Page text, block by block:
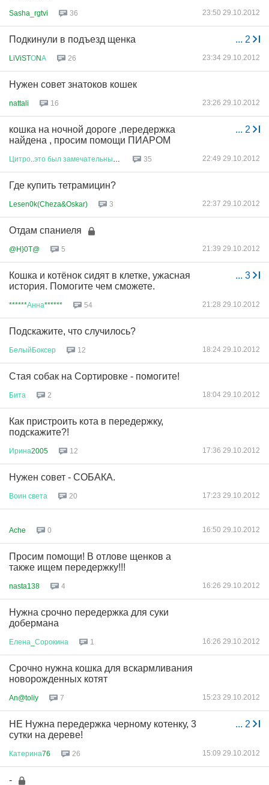
Sasha_rgtvi 36 23:50 29.10.2012
... 2
Подкинули в подъезд щенка
LiViSTОNА 26 23:34 29.10.2012
Нужен совет знатоков кошек
nattali 16 23:26 29.10.2012
... 2
кошка на ночной дороге ,передержка
найдена , просим помощи ПИАРОМ
Цитро это был замечательный 35 22:49 29.10.2012
Где купить тетрамицин?
Lesen0k(Cheza&Oskar) 3 22:37 29.10.2012
Отдам спаниеля
@H}0T@ 5 21:39 29.10.2012
... 3
Кошка и котёнок сидят в клетке, ужасная
история. Помогите чем сможете.
******Анна****** 54 21:28 29.10.2012
Подскажите, что случилось?
БелыйБоксер 12 18:24 29.10.2012
Стая собак на Сортировке - помогите!
Бита 2 18:04 29.10.2012
Как пристроить кота в передержку,
подскажите?!
Ирина2005 12 17:36 29.10.2012
Нужен совет - СОБАКА.
Воин света 20 17:23 29.10.2012
Ache 0 16:50 29.10.2012
Просим помощи! В отлове щенков а
также ищем передержку!!!
nasta138 4 16:26 29.10.2012
Нужна срочно передержка для суки
добермана
Елена Сорокина 1 16:26 29.10.2012
Срочно нужна кошка для вскармливания
новорожденных котят
An@toliy 7 15:23 29.10.2012
... 2
НЕ Нужна передержка черному котенку, 3
сутки на дереве!
Катерина76 26 15:09 29.10.2012
-